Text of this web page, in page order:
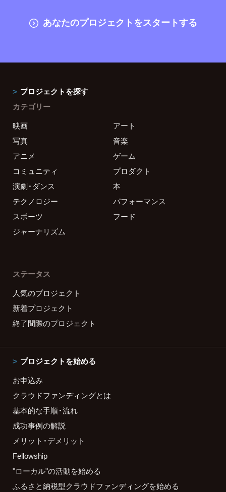
あなたのプロジェクトをスタートする
プロジェクトを探す
カテゴリー
映画
アート
写真
音楽
アニメ
ゲーム
コミュニティ
プロダクト
演劇・ダンス
本
テクノロジー
パフォーマンス
スポーツ
フード
ジャーナリズム
ステータス
人気のプロジェクト
新着プロジェクト
終了間際のプロジェクト
プロジェクトを始める
お申込み
クラウドファンディングとは
基本的な手順・流れ
成功事例の解説
メリット・デメリット
Fellowship
"ローカル"の活動を始める
ふるさと納税型クラウドファンディングを始める